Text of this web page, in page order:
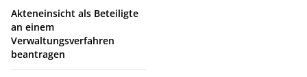
Akteneinsicht als Beteiligte
an einem
Verwaltungsverfahren
beantragen